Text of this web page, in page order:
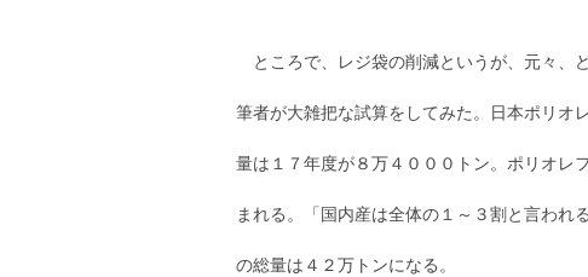
ところで、レジ袋の削減というが、元々、
筆者が大雑把な試算をしてみた。日本ポリオ
量は１７年度が８万４０００トン。ポリオレ
まれる。「国内産は全体の１～３割と言われ
の総量は４２万トンになる。